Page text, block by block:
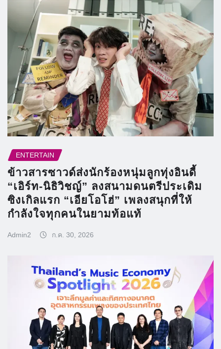
ENTERTAIN
ข้าวสารซาวด์ส่งนักร้องหนุ่มลูกทุ่งอินดี้
“เอิร์ท-นิธิวิชญ์” ลงสนามดนตรีประเดิม
ซิงเกิลแรก “เอียโอโฮ่” เพลงสนุกที่ให้
กำลังใจทุกคนในยามท้อแท้
Admin2 ก.ค. 30, 2026